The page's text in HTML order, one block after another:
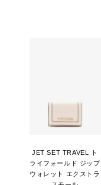
JET SET TRAVEL ト
ライフォールド ジップ
ウォレット エクストラ